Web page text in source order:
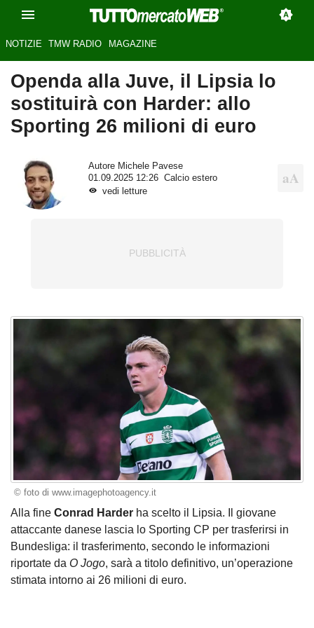
NOTIZIE TMW RADIO MAGAZINE
Openda alla Juve, il Lipsia lo
sostituirà con Harder: allo
Sporting 26 milioni di euro
Autore Michele Pavese
01.09.2025 12:26
Calcio estero
vedi letture
© foto di www.imagephotoagency.it
Alla fine Conrad Harder ha scelto il Lipsia. Il giovane
attaccante danese lascia lo Sporting CP per trasferirsi in
Bundesliga: il trasferimento, secondo le informazioni
riportate da O Jogo, sarà a titolo definitivo, un’operazione
stimata intorno ai 26 milioni di euro.